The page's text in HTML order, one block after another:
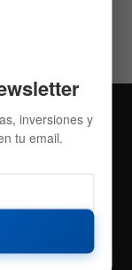
inversiones y
tu email.